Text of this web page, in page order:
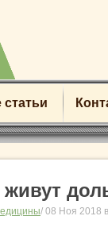
статьи
живут
/ 08 Ноя 2018